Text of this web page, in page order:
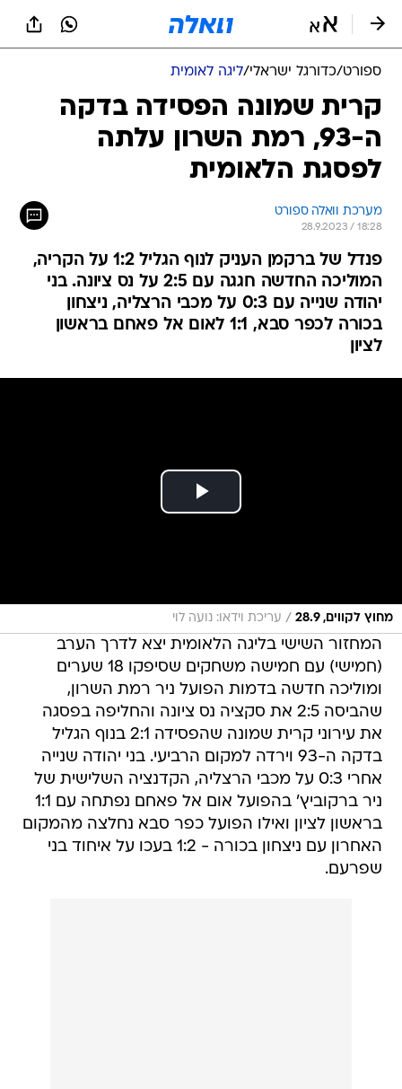
ספורט/כדורגל ישראלי/ליגה לאומית
קרית שמונה הפסידה בדקה
ה-93, רמת השרון עלתה
לפסגת הלאומית
מערכת וואלה ספורט
28.9.2023 / 18:28
פנדל של ברקמן העניק לנוף הגליל 1:2 על הקריה,
המוליכה החדשה חגגה עם 2:5 על נס ציונה. בני
יהודה שנייה עם 0:3 על מכבי הרצליה, ניצחון
בכורה לכפר סבא, 1:1 לאום אל פאחם בראשון
לציון
מחוץ לקווים, 28.9 / עריכת וידאו: נועה לוי
המחזור השישי בליגה הלאומית יצא לדרך הערב
(חמישי) עם חמישה משחקים שסיפקו 18 שערים
ומוליכה חדשה בדמות הפועל ניר רמת השרון,
שהביסה 2:5 את סקציה נס ציונה והחליפה בפסגה
את עירוני קרית שמונה שהפסידה 2:1 בנוף הגליל
בדקה ה-93 וירדה למקום הרביעי. בני יהודה שנייה
אחרי 0:3 על מכבי הרצליה, הקדנציה השלישית של
ניר ברקוביץ' בהפועל אום אל פאחם נפתחה עם 1:1
בראשון לציון ואילו הפועל כפר סבא נחלצה מהמקום
האחרון עם ניצחון בכורה - 1:2 בעכו על איחוד בני
שפרעם.